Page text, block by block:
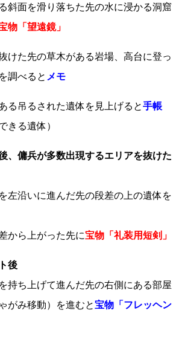
斜面を滑り落ちた先の水に浸かる洞窟
物「望遠鏡」
けた先の草木がある岩場、高台に登っ
調べると メモ
る吊るされた遺体を見上げると手帳
きる遺体）
、傭兵が多数出現するエリアを抜けた
左沿いに進んだ先の段差の上の遺体を
から上がった先に宝物「礼装用短剣」
後
持ち上げて進んだ先の右側にある部屋
がみ移動）を進むと宝物「フレッヘン